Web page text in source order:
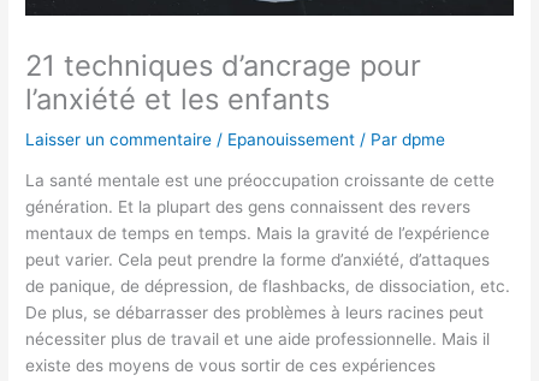
21 techniques d’ancrage pour
l’anxiété et les enfants
Laisser un commentaire / Epanouissement / Pardpme
La santé mentale est une préoccupation croissante de cette
génération. Et la plupart des gens connaissent des revers
mentaux de temps en temps. Mais la gravité de l’expérience
peut varier. Cela peut prendre la forme d’anxiété, d’attaques
de panique, de dépression, de flashbacks, de dissociation, etc.
De plus, se débarrasser des problèmes à leurs racines peut
nécessiter plus de travail et une aide professionnelle. Mais il
existe des moyens de vous sortir de ces expériences